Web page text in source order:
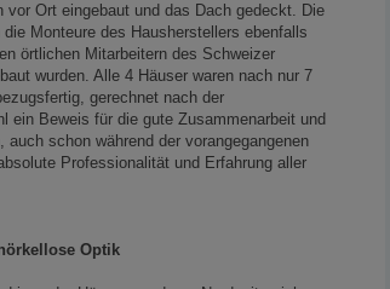
vor Ort eingebaut und das Dach gedeckt. Die
die Monteure des Hausherstellers ebenfalls
örtlichen Mitarbeitern des Schweizer
wurden. Alle 4 Häuser waren nach nur 7
gerechnet nach der
ein Beweis für die gute Zusammenarbeit und
auch schon während der vorangegangenen
Professionalität und Erfahrung aller
Optik